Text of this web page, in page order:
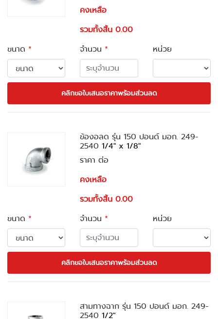
คงเหลือ
รวมทั้งสิ้น 0.00
ขนาด * จำนวน * หน่วย
คลิกขอใบเสนอราคาพร้อมส่วนลด
ข้องอลด รุ่น 150 ปอนด์ มอก. 249-
25401/4" x 1/8"
ราคา ต่อ
คงเหลือ
รวมทั้งสิ้น 0.00
ขนาด * จำนวน * หน่วย
คลิกขอใบเสนอราคาพร้อมส่วนลด
สามทางฉาก รุ่น 150 ปอนด์ มอก. 249-
25401/2"